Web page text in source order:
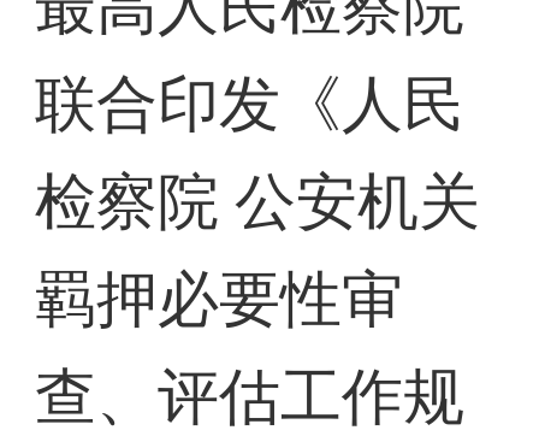
联合印发《人民
检察院 公安机关
羁押必要性审
查、评估工作规